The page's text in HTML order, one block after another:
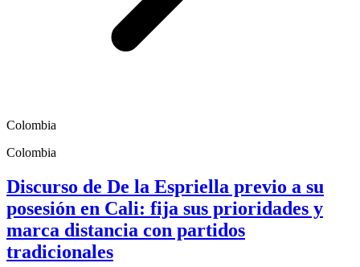
Colombia
Colombia
Discurso de De la Espriella previo a su
posesión en Cali: fija sus prioridades y
marca distancia con partidos
tradicionales